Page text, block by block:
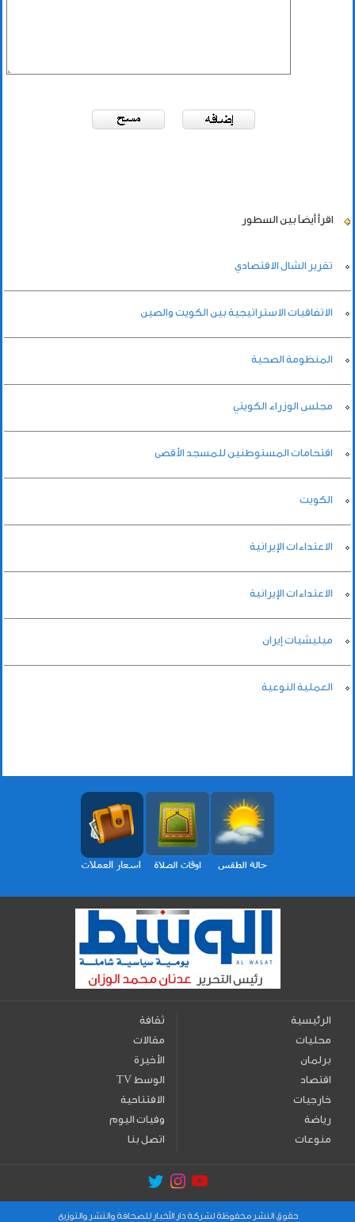
اقرأ أيضاً بين السطور
تقرير الشال الاقتصادي
الاتفاقيات الاستراتيجية بين الكويت والصين
المنظومة الصحية
مجلس الوزراء الكويتي
اقتحامات المستوطنين للمسجد الأقصى
الكويت
الاعتداءات الإيرانية
الاعتداءات الإيرانية
ميليشيات إيران
العملية النوعية
الرئيسية
محليات
برلمان
اقتصاد
خارجيات
رياضة
منوعات
ثقافة
مقالات
الأخيرة
TV الوسط
الافتتاحية
وفيات اليوم
اتصل بنا
حقوق النشر محفوظة لشركة دار الأخبار للصحافة والنشر والتوزيع